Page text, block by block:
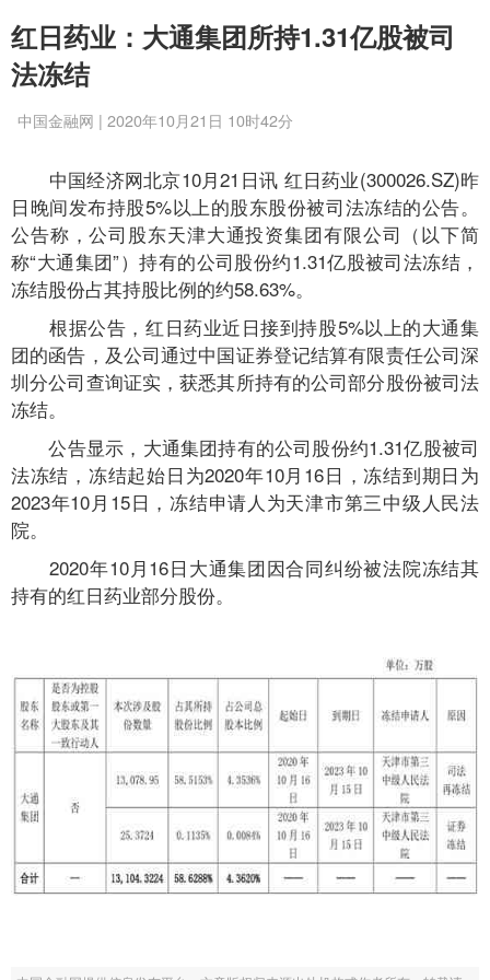
红日药业：大通集团所持1.31亿股被司
法冻结
中国金融网 | 2020年10月21日 10时42分
中国经济网北京10月21日讯 红日药业(300026.SZ)昨
日晚间发布持股5%以上的股东股份被司法冻结的公告。
公告称，公司股东天津大通投资集团有限公司（以下简
称“大通集团”）持有的公司股份约1.31亿股被司法冻结，
冻结股份占其持股比例的约58.63%。
根据公告，红日药业近日接到持股5%以上的大通集
团的函告，及公司通过中国证券登记结算有限责任公司深
圳分公司查询证实，获悉其所持有的公司部分股份被司法
冻结。
公告显示，大通集团持有的公司股份约1.31亿股被司
法冻结，冻结起始日为2020年10月16日，冻结到期日为
2023年10月15日，冻结申请人为天津市第三中级人民法
院。
2020年10月16日大通集团因合同纠纷被法院冻结其
持有的红日药业部分股份。